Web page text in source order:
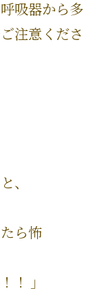
吸器から多
注意くださ
、
ら怖
！ 」